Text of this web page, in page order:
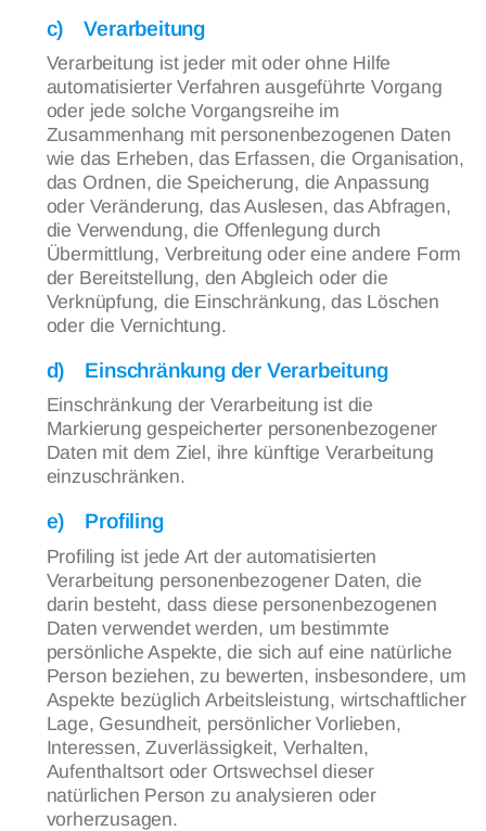
c) Verarbeitung
Verarbeitung ist jeder mit oder ohne Hilfe
automatisierter Verfahren ausgeführte Vorgang
oder jede solche Vorgangsreihe im
Zusammenhang mit personenbezogenen Daten
wie das Erheben, das Erfassen, die Organisation,
das Ordnen, die Speicherung, die Anpassung
oder Veränderung, das Auslesen, das Abfragen,
die Verwendung, die Offenlegung durch
Übermittlung, Verbreitung oder eine andere Form
der Bereitstellung, den Abgleich oder die
Verknüpfung, die Einschränkung, das Löschen
oder die Vernichtung.
d) Einschränkung der Verarbeitung
Einschränkung der Verarbeitung ist die
Markierung gespeicherter personenbezogener
Daten mit dem Ziel, ihre künftige Verarbeitung
einzuschränken.
e) Profiling
Profiling ist jede Art der automatisierten
Verarbeitung personenbezogener Daten, die
darin besteht, dass diese personenbezogenen
Daten verwendet werden, um bestimmte
persönliche Aspekte, die sich auf eine natürliche
Person beziehen, zu bewerten, insbesondere, um
Aspekte bezüglich Arbeitsleistung, wirtschaftlicher
Lage, Gesundheit, persönlicher Vorlieben,
Interessen, Zuverlässigkeit, Verhalten,
Aufenthaltsort oder Ortswechsel dieser
natürlichen Person zu analysieren oder
vorherzusagen.